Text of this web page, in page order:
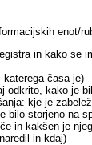
enot/
in kako
časa je)
kako je
kje je
storjeno na
in kakšen je
in kdaj)